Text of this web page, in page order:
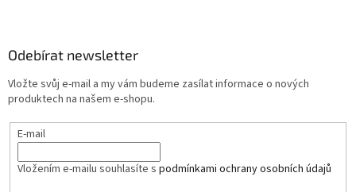
Odebírat newsletter
Vložte svůj e-mail a my vám budeme zasílat informace o nových
produktech na našem e-shopu.
E-mail
Vložením e-mailu souhlasíte s podmínkami ochrany osobních údajů